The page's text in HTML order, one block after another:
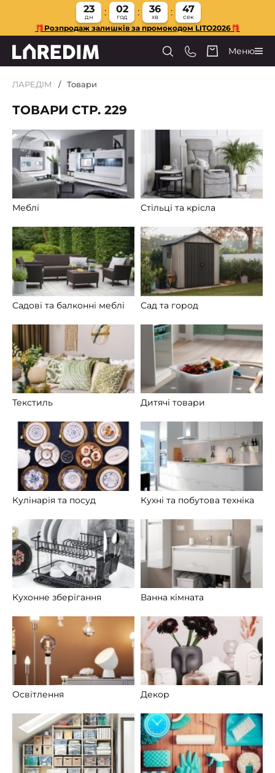
23
дн
02
год
36
хв
46
сек
🎁Розпродаж залишків за промокодом LITO2026🎁
Меню
ЛАРЕДІМ Товари
ТОВАРИ СТР. 229
Меблі Стільці та крісла
Садові та балконні меблі Сад та город
Текстиль Дитячі товари
Кулінарія та посуд Кухні та побутова техніка
Кухонне зберігання Ванна кімната
Освітлення Декор